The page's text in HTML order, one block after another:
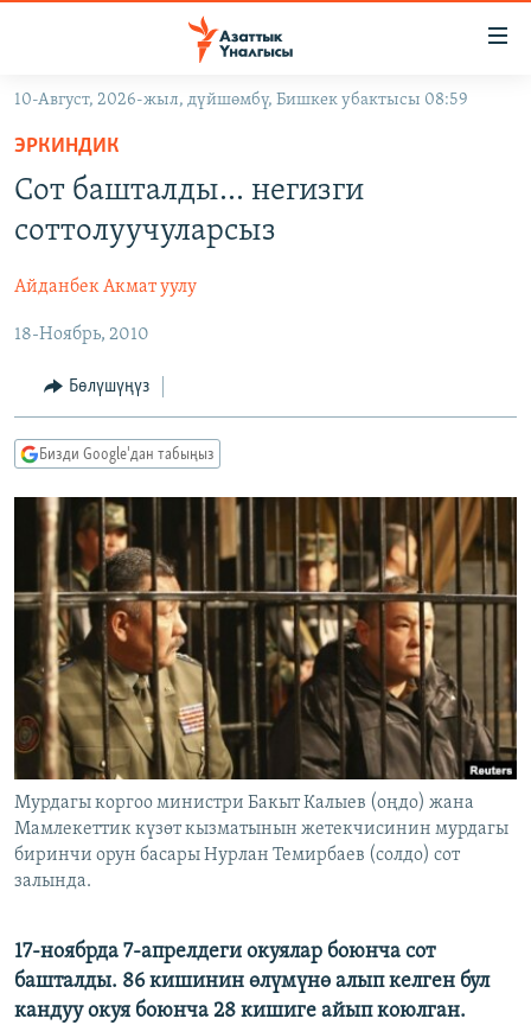
Навигацияга
өтүңүз
Издөөгө
салыңыз
КЫРГЫЗСТАН
ЭКОНОМИКА
МАДАНИЯТ
БОРБОР АЗИЯ
АТАЙЫН ИЛИКТӨӨ
ТВ ПРОГРАММАЛАР
БҮГҮН АЗАТТЫКТА
БИЗ ЖАНА ДҮЙНӨ
ДАНИСТЕ
ЭЖЕ-СИҢДИЛЕР
АЗАТТЫК+
ЫҢГАЙСЫЗ СУРООЛОР
ПОДКАСТ
ӨЗГӨЧӨ ПИКИР
ОНЛАЙН ШЕРИНЕ
ЭЕ/АРнун бардык сайттары
10-Август, 2026-жыл, дүйшөмбү, Бишкек убактысы 08:59
ЭРКИНДИК
Сот башталды... негизги
соттолуучуларсыз
Айданбек Акмат уулу
18-Ноябрь, 2010
Бөлүшүңүз
Бизди Google'дан табыңыз
Мурдагы коргоо министри Бакыт Калыев (оңдо) жана
Мамлекеттик күзөт кызматынын жетекчисинин мурдагы
биринчи орун басары Нурлан Темирбаев (солдо) сот
залында.
17-ноябрда 7-апрелдеги окуялар боюнча сот
башталды. 86 кишинин өлүмүнө алып келген бул
кандуу окуя боюнча 28 кишиге айып коюлган.